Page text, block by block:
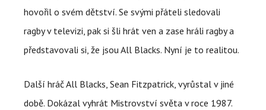
hovořil o svém dětství. Se svými přáteli sledovali
ragby v televizi, pak si šli hrát ven a zase hráli ragby a
představovali si, že jsou All Blacks. Nyní je to realitou.
Další hráč All Blacks, Sean Fitzpatrick, vyrůstal v jiné
době. Dokázal vyhrát Mistrovství světa v roce 1987.